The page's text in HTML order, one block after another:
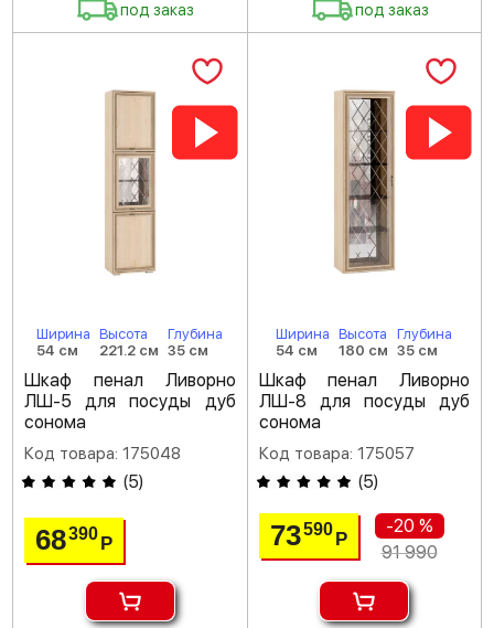
под заказ под заказ
Ширина
54 см
Высота
221.2 см
Глубина
35 см
Шкаф пенал Ливорно
ЛШ-5 для посуды дуб
сонома
Код товара: 175048
(5)
68390Р
Ширина
54 см
Высота
180 см
Глубина
35 см
Шкаф пенал Ливорно
ЛШ-8 для посуды дуб
сонома
Код товара: 175057
(5)
73590 Р
-20 %
91 990